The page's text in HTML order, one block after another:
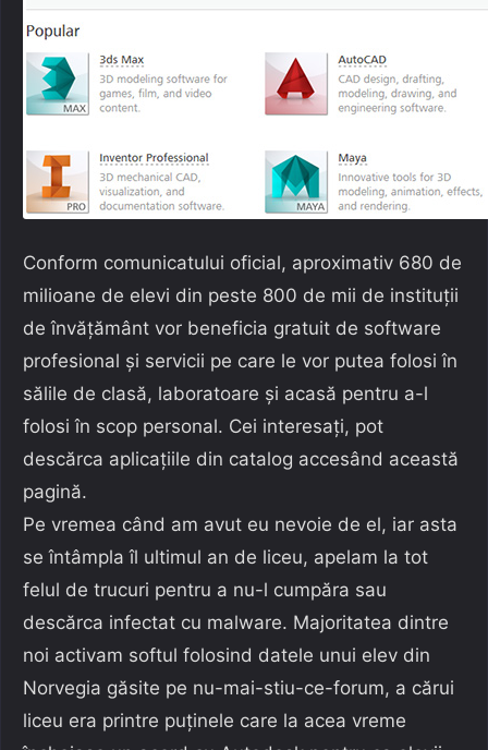
Conform comunicatului oficial, aproximativ 680 de
milioane de elevi din peste 800 de mii de instituții
de învățământ vor beneficia gratuit de software
profesional și servicii pe care le vor putea folosi în
sălile de clasă, laboratoare și acasă pentru a-l
folosi în scop personal. Cei interesați, pot
descărca aplicațiile din catalog accesând această
pagină.
Pe vremea când am avut eu nevoie de el, iar asta
se întâmpla îl ultimul an de liceu, apelam la tot
felul de trucuri pentru a nu-l cumpăra sau
descărca infectat cu malware. Majoritatea dintre
noi activam softul folosind datele unui elev din
Norvegia găsite pe nu-mai-stiu-ce-forum, a cărui
liceu era printre puținele care la acea vreme